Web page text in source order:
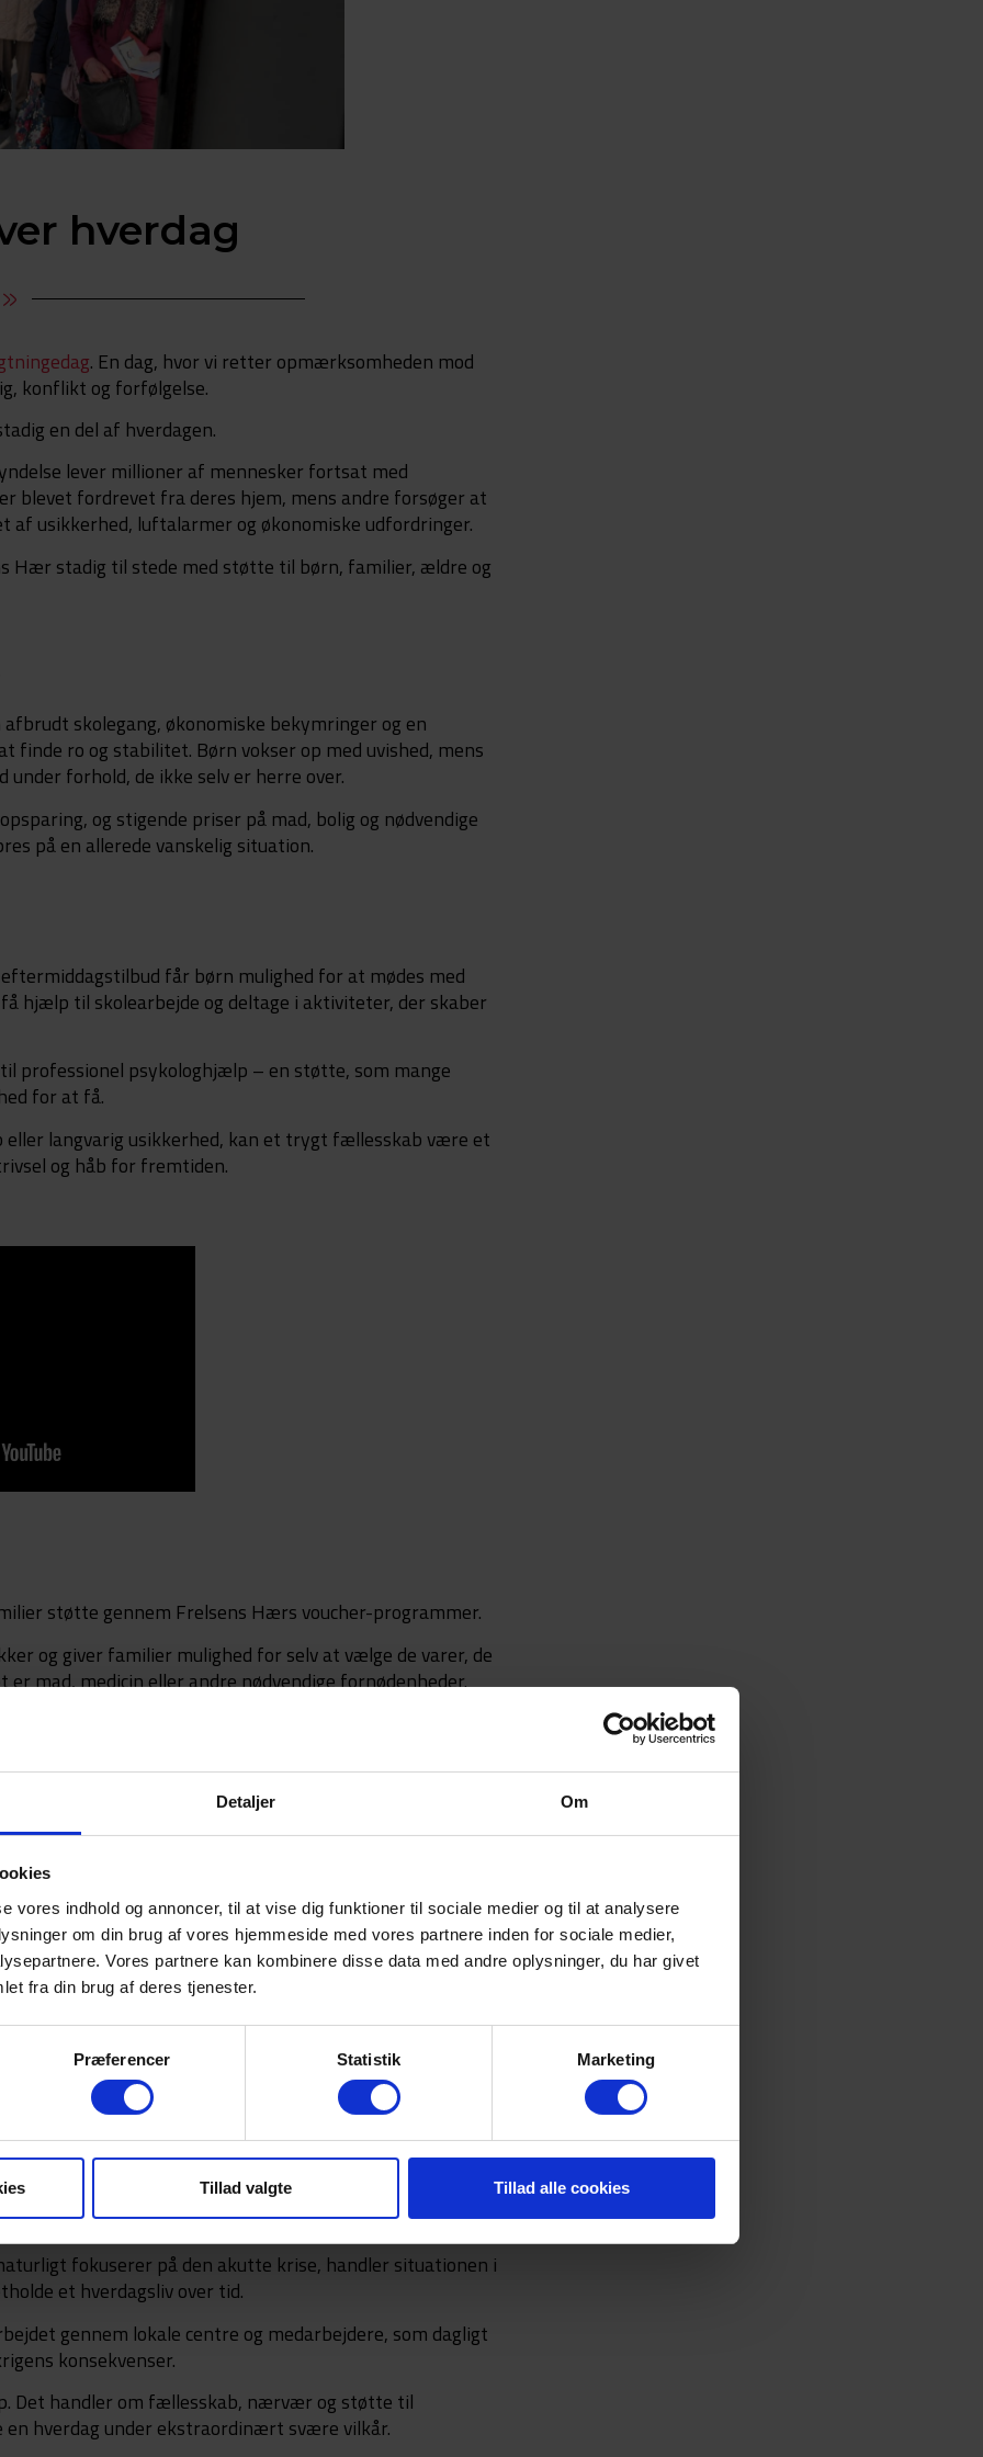
Detaljer Om
vores indhold og annoncer, til at vise dig funktioner til sociale medier og til at analysere
om din brug af vores hjemmeside med vores partnere inden for sociale medier,
Vores partnere kan kombinere disse data med andre oplysninger, du har givet
fra din brug af deres tjenester.
Præferencer Statistik Marketing
Tillad valgte Tillad alle cookies
hverdag
. En dag, hvor vi retter opmærksomheden mod
konflikt og forfølgelse.
en del af hverdagen.
lever millioner af mennesker fortsat med
blevet fordrevet fra deres hjem, mens andre forsøger at
af usikkerhed, luftalarmer og økonomiske udfordringer.
Hær stadig til stede med støtte til børn, familier, ældre og
skolegang, økonomiske bekymringer og en
finde ro og stabilitet. Børn vokser op med uvished, mens
forhold, de ikke selv er herre over.
og stigende priser på mad, bolig og nødvendige
på en allerede vanskelig situation.
får børn mulighed for at mødes med
hjælp til skolearbejde og deltage i aktiviteter, der skaber
professionel psykologhjælp – en støtte, som mange
for at få.
langvarig usikkerhed, kan et trygt fællesskab være et
og håb for fremtiden.
støtte gennem Frelsens Hærs voucher-programmer.
og giver familier mulighed for selv at vælge de varer, de
mad, medicin eller andre nødvendige fornødenheder.
og familier på flugt er støtten afgørende for at få
mennesker muligheden for selv at prioritere og
andet er uden for deres kontrol.
fokuserer på den akutte krise, handler situationen i
et hverdagsliv over tid.
gennem lokale centre og medarbejdere, som dagligt
konsekvenser.
Det handler om fællesskab, nærvær og støtte til
en hverdag under ekstraordinært svære vilkår.